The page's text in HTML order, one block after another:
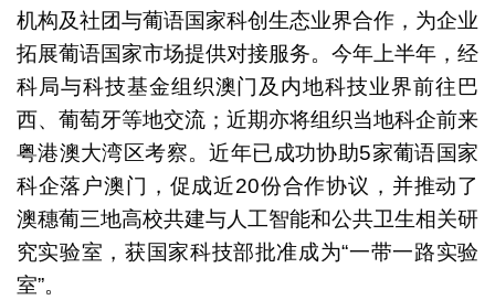
机构及社团与葡语国家科创生态业界合作，为企业
拓展葡语国家市场提供对接服务。今年上半年，经
科局与科技基金组织澳门及内地科技业界前往巴
西、葡萄牙等地交流；近期亦将组织当地科企前来
粤港澳大湾区考察。近年已成功协助5家葡语国家
科企落户澳门，促成近20份合作协议，并推动了
澳穗葡三地高校共建与人工智能和公共卫生相关研
究实验室，获国家科技部批准成为“一带一路实验
室”。